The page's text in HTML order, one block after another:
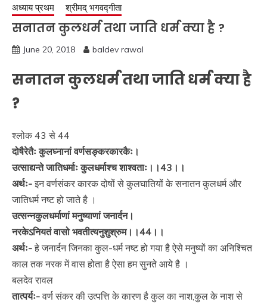
अध्याय प्रथम श्रीमद् भगवद्गीता
सनातन कुलधर्म तथा जाति धर्म क्या है ?
June 20, 2018 baldev rawal
सनातन कुलधर्म तथा जाति धर्म क्या है
?
श्लोक 43 से 44
दोषैरेतैः कुलघ्नानां वर्णसङ्करकारकैः।
उत्साद्यन्ते जातिधर्माः कुलधर्माश्च शाश्वताः।।43।।
अर्थः-इन वर्णसंकर कारक दोषों से कुलघातियों के सनातन कुलधर्म और
जातिधर्म नष्ट हो जाते है ।
उत्सन्नकुलधर्माणां मनुष्याणां जनार्दन।
नरकेऽनियतं वासो भवतीत्यनुशुश्रुम।।44।।
अर्थः-हे जनार्दन जिनका कुल-धर्म नष्ट हो गया है ऐसे मनुष्यों का अनिश्चित
काल तक नरक में वास होता है ऐसा हम सुनते आये है ।
बलदेव रावल
तात्पर्यः-वर्ण संकर की उत्पत्ति के कारण है कुल का नाश,कुल के नाश से